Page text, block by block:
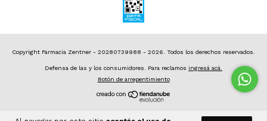
Copyright Farmacia Zentner - 20280739988 - 2026. Todos los derechos reservados.
Defensa de las y los consumidores. Para reclamos ingresá acá.
Botón de arrepentimiento